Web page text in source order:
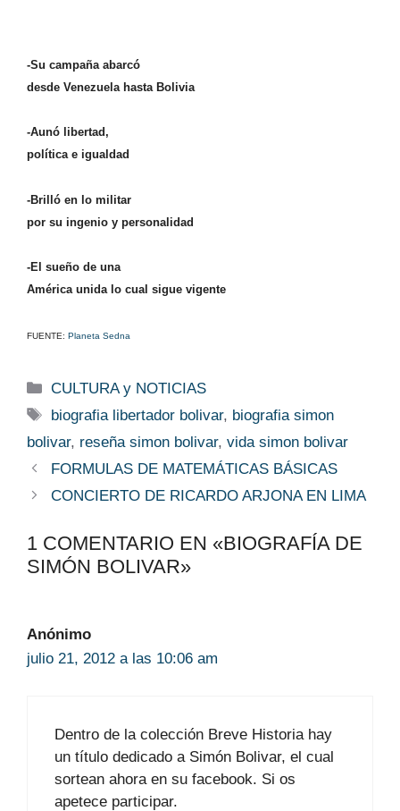
-Su campaña abarcó
desde Venezuela hasta Bolivia
-Aunó libertad,
política e igualdad
-Brilló en lo militar
por su ingenio y personalidad
-El sueño de una
América unida lo cual sigue vigente
FUENTE: Planeta Sedna
Categorías
CULTURA y NOTICIAS
Etiquetas
biografia libertador bolivar, biografia simon
bolivar, reseña simon bolivar, vida simon bolivar
FORMULAS DE MATEMÁTICAS BÁSICAS
CONCIERTO DE RICARDO ARJONA EN LIMA
1 COMENTARIO EN «BIOGRAFÍA DE
SIMÓN BOLIVAR»
Anónimo
julio 21, 2012 a las 10:06 am
Dentro de la colección Breve Historia hay
un título dedicado a Simón Bolivar, el cual
sortean ahora en su facebook. Si os
apetece participar.